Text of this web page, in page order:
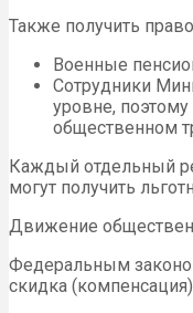
Также получить
Военные
Сотрудники
уровне,
общественном
Каждый отдельный
могут получить
Движение
Федеральным
скидка